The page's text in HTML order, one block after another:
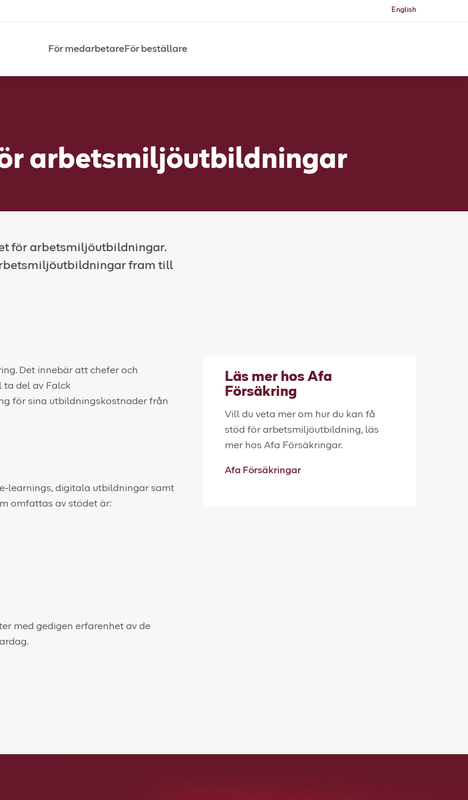
English
För medarbetareFör beställare
arbetsmiljöutbildningar
för arbetsmiljöutbildningar.
fram till
Det innebär att chefer och
del av Falck
för sina utbildningskostnader från
learnings, digitala utbildningar samt
omfattas av stödet är:
med gedigen erfarenhet av de
Läs mer hos Afa
Försäkring
Vill du veta mer om hur du kan få
stöd för arbetsmiljöutbildning, läs
mer hos Afa Försäkringar.
Afa Försäkringar